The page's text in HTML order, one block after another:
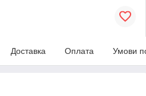
Доставка Оплата Умови